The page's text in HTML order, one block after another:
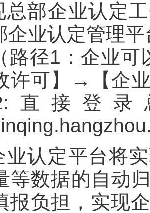
总部企业认定
企业认定管理
路径1：企业可
许可】→【企
直接登录
业认定平台将
等数据的自动
报负担，实现